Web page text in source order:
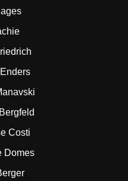
Costi
Domes